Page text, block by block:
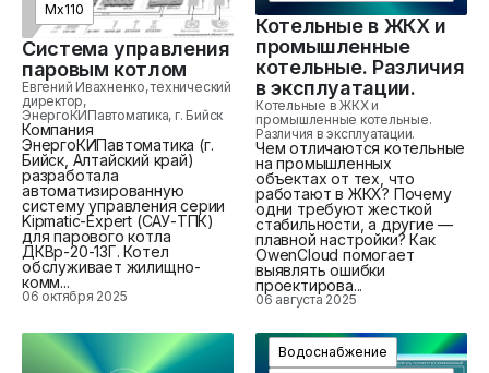
Mx110
Система управления
паровым котлом
Евгений Ивахненко, технический
директор,
ЭнергоКИПавтоматика, г. Бийск
Компания
ЭнергоКИПавтоматика (г.
Бийск, Алтайский край)
разработала
автоматизированную
систему управления серии
Kipmatic-Expert (САУ-ТПК)
для парового котла
ДКВр-20-13Г. Котел
обслуживает жилищно-
комм...
06 октября 2025
Котельные в ЖКХ и
промышленные
котельные. Различия
в эксплуатации.
Котельные в ЖКХ и
промышленные котельные.
Различия в эксплуатации.
Чем отличаются котельные
на промышленных
объектах от тех, что
работают в ЖКХ? Почему
одни требуют жесткой
стабильности, а другие —
плавной настройки? Как
OwenCloud помогает
выявлять ошибки
проектирова...
06 августа 2025
Водоснабжение